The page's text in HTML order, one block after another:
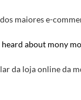
maiores e-
about mony
da loja online da